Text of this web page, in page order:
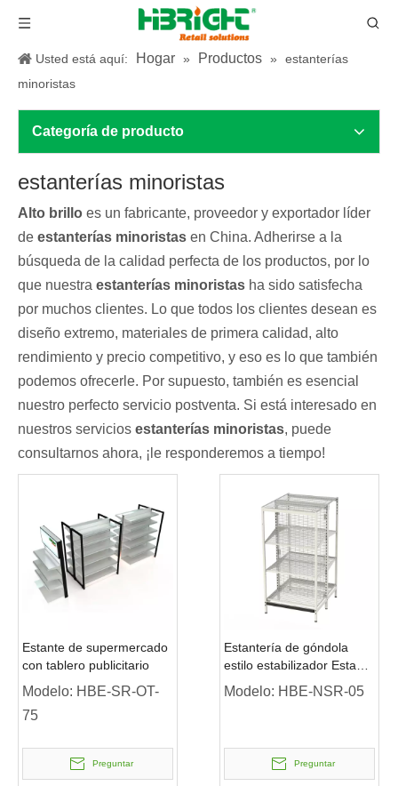
Usted está aquí: Hogar » Productos »
estanterías
minoristas
Categoría de producto
estanterías minoristas
Alto brillo es un fabricante, proveedor y exportador líder
de estanterías minoristas en China. Adherirse a la
búsqueda de la calidad perfecta de los productos, por lo
que nuestra estanterías minoristas ha sido satisfecha
por muchos clientes. Lo que todos los clientes desean es
diseño extremo, materiales de primera calidad, alto
rendimiento y precio competitivo, y eso es lo que también
podemos ofrecerle. Por supuesto, también es esencial
nuestro perfecto servicio postventa. Si está interesado en
nuestros servicios estanterías minoristas, puede
consultarnos ahora, ¡le responderemos a tiempo!
Estante de supermercado
con tablero publicitario
Modelo: HBE-SR-OT-
75
Preguntar
Estantería de góndola
estilo estabilizador Estante
de tienda minorista
Modelo: HBE-NSR-05
Preguntar